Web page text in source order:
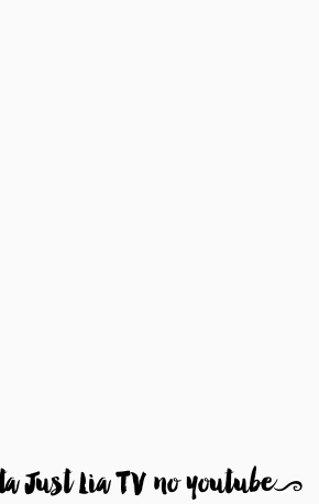
Just Lia TV no youtube9